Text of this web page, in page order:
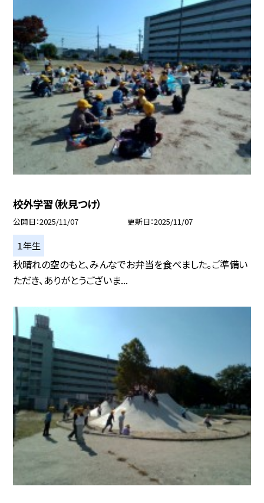
校外学習（秋見つけ）
公開日 2025/11/07 更新日 2025/11/07
１年生
秋晴れの空のもと、みんなでお弁当を食べました。ご準備い
ただき、ありがとうございま...